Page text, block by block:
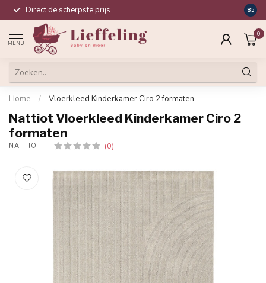
Direct de scherpste prijs 8.5
MENU
0
Home / Vloerkleed Kinderkamer Ciro 2 formaten
Nattiot Vloerkleed Kinderkamer Ciro 2
formaten
NATTIOT (0)